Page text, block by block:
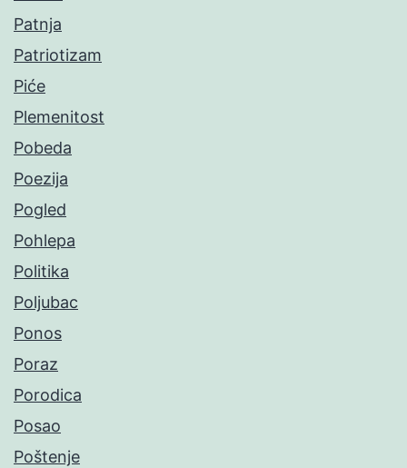
Patnja
Patriotizam
Piće
Plemenitost
Pobeda
Poezija
Pogled
Pohlepa
Politika
Poljubac
Ponos
Poraz
Porodica
Posao
Poštenje